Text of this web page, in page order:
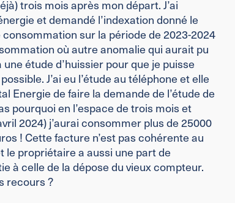
trois mois après mon départ. J’ai
et demandé l’indexation donné le
sur la période de 2023-2024
où autre anomalie qui aurait pu
étude d’huissier pour que je puisse
J’ai eu l’étude au téléphone et elle
Energie de faire la demande de l’étude de
pourquoi en l’espace de trois mois et
2024) j’aurai consommer plus de 25000
! Cette facture n’est pas cohérente au
le propriétaire a aussi une part de
à celle de la dépose du vieux compteur.
recours ?